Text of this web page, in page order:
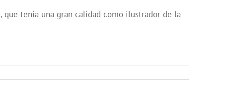
que tenía una gran calidad como ilustrador de la